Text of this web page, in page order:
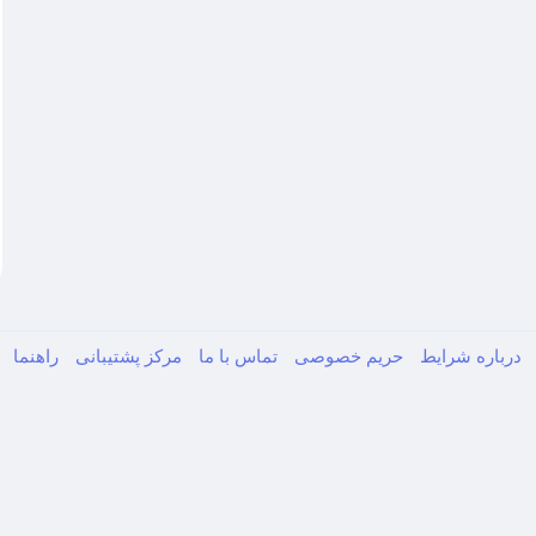
درباره شرایط حریم خصوصی تماس با ما مرکز پشتیبانی راهنما